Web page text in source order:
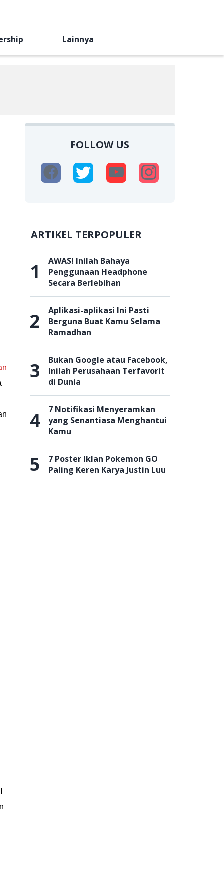
Lainnya
FOLLOW US
ARTIKEL TERPOPULER
1
AWAS! Inilah Bahaya
Penggunaan Headphone
Secara Berlebihan
2
Aplikasi-aplikasi Ini Pasti
Berguna Buat Kamu Selama
Ramadhan
3
Bukan Google atau Facebook,
Inilah Perusahaan Terfavorit
di Dunia
4
7 Notifikasi Menyeramkan
yang Senantiasa Menghantui
Kamu
5
7 Poster Iklan Pokemon GO
Paling Keren Karya Justin Luu